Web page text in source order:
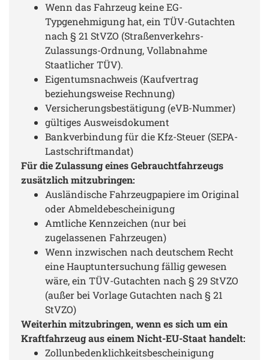
Wenn das Fahrzeug keine EG-
Typgenehmigung hat, ein TÜV-Gutachten
nach § 21 StVZO (Straßenverkehrs-
Zulassungs-Ordnung, Vollabnahme
Staatlicher TÜV).
Eigentumsnachweis (Kaufvertrag
beziehungsweise Rechnung)
Versicherungsbestätigung (eVB-Nummer)
gültiges Ausweisdokument
Bankverbindung für die Kfz-Steuer (SEPA-
Lastschriftmandat)
Für die Zulassung eines Gebrauchtfahrzeugs
zusätzlich mitzubringen:
Ausländische Fahrzeugpapiere im Original
oder Abmeldebescheinigung
Amtliche Kennzeichen (nur bei
zugelassenen Fahrzeugen)
Wenn inzwischen nach deutschem Recht
eine Hauptuntersuchung fällig gewesen
wäre, ein TÜV-Gutachten nach § 29 StVZO
(außer bei Vorlage Gutachten nach § 21
StVZO)
Weiterhin mitzubringen, wenn es sich um ein
Kraftfahrzeug aus einem Nicht-EU-Staat handelt:
Zollunbedenklichkeitsbescheinigung